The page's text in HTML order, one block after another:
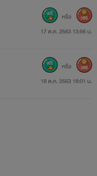
17 ต.ค. 2563 13:56 น.
หรือ 300
18 ต.ค. 2563 18:01 น.
หรือ 300